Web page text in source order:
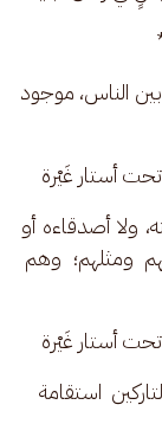
بين الناس، موجود
أستار غَيْرة
ولا أصدقاءه أو
ومثلهم؛ وهم
أستار غَيْرة
استقامة